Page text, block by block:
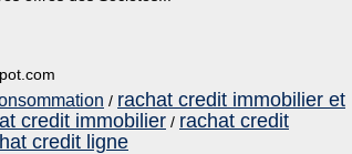
/ rachat credit immobilier et
credit immobilier / rachat credit
credit ligne